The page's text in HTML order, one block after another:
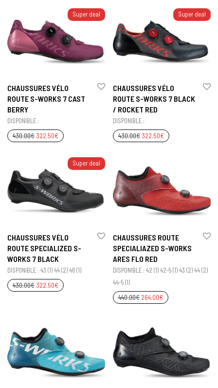
Super deal
CHAUSSURES VÉLO
ROUTE S-WORKS 7 CAST
BERRY
DISPONIBLE :
430.00€ 322.50€
Super deal
CHAUSSURES VÉLO
ROUTE S-WORKS 7 BLACK
/ ROCKET RED
DISPONIBLE :
430.00€ 322.50€
Super deal
CHAUSSURES VÉLO
ROUTE SPECIALIZED S-
WORKS 7 BLACK
DISPONIBLE : 43 (1) 44 (2) 46 (1)
430.00€ 322.50€
CHAUSSURES ROUTE
SPECIALIAZED S-WORKS
ARES FLO RED
DISPONIBLE : 42 (1) 42-5 (1) 43 (2) 44 (2)
44-5 (1)
440.00€ 264.00€